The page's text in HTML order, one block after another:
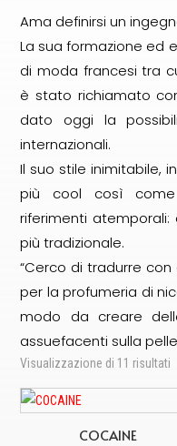
Ama definirsi un
La sua formazione ed
di moda francesi tra
è stato richiamato
dato oggi la
internazionali.
Il suo stile inimitabile,
più cool così
riferimenti
più tradizionale.
“Cerco di tradurre
per la profumeria di
modo da creare
assuefacenti sulla
Visualizzazione di 11 risultati
COCAINE